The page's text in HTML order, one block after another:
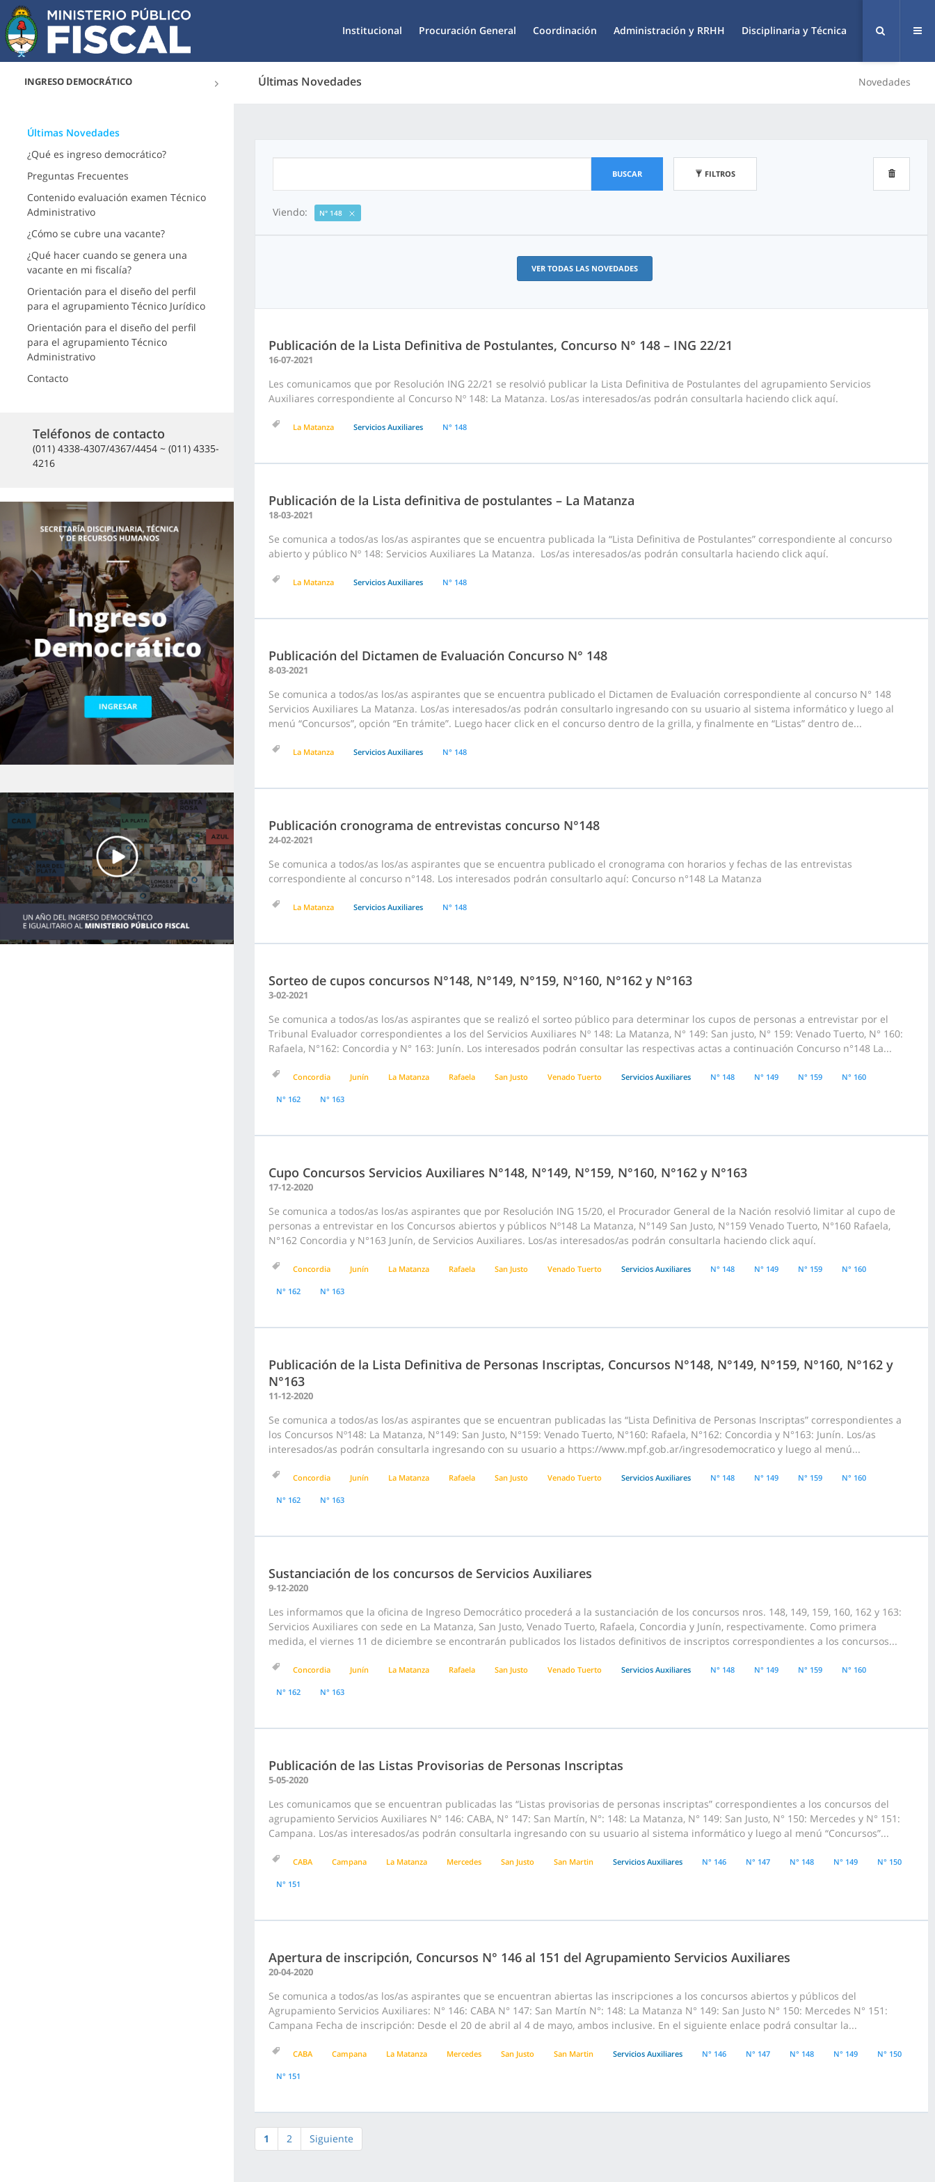
Institucional Procuración General Coordinación Administración y RRHH Disciplinaria y Técnica
INGRESO DEMOCRÁTICO Últimas Novedades Novedades
Últimas Novedades
¿Qué es ingreso democrático?
Preguntas Frecuentes
Contenido evaluación examen Técnico
Administrativo
¿Cómo se cubre una vacante?
¿Qué hacer cuando se genera una
vacante en mi fiscalía?
Orientación para el diseño del perfil
para el agrupamiento Técnico Jurídico
Orientación para el diseño del perfil
para el agrupamiento Técnico
Administrativo
Contacto
Teléfonos de contacto
(011) 4338-4307/4367/4454 ~ (011) 4335-
4216
BUSCAR FILTROS
Viendo: N° 148
VER TODAS LAS NOVEDADES
Publicación de la Lista Definitiva de Postulantes, Concurso N° 148 – ING 22/21
16-07-2021
Les comunicamos que por Resolución ING 22/21 se resolvió publicar la Lista Definitiva de Postulantes del agrupamiento Servicios
Auxiliares correspondiente al Concurso Nº 148: La Matanza. Los/as interesados/as podrán consultarla haciendo click aquí.
La Matanza Servicios Auxiliares N° 148
Publicación de la Lista definitiva de postulantes – La Matanza
18-03-2021
Se comunica a todos/as los/as aspirantes que se encuentra publicada la “Lista Definitiva de Postulantes” correspondiente al concurso
abierto y público Nº 148: Servicios Auxiliares La Matanza. Los/as interesados/as podrán consultarla haciendo click aquí.
La Matanza Servicios Auxiliares N° 148
Publicación del Dictamen de Evaluación Concurso N° 148
8-03-2021
Se comunica a todos/as los/as aspirantes que se encuentra publicado el Dictamen de Evaluación correspondiente al concurso N° 148
Servicios Auxiliares La Matanza. Los/as interesados/as podrán consultarlo ingresando con su usuario al sistema informático y luego al
menú “Concursos”, opción “En trámite”. Luego hacer click en el concurso dentro de la grilla, y finalmente en “Listas” dentro de...
La Matanza Servicios Auxiliares N° 148
Publicación cronograma de entrevistas concurso N°148
24-02-2021
Se comunica a todos/as los/as aspirantes que se encuentra publicado el cronograma con horarios y fechas de las entrevistas
correspondiente al concurso n°148. Los interesados podrán consultarlo aquí: Concurso n°148 La Matanza
La Matanza Servicios Auxiliares N° 148
Sorteo de cupos concursos N°148, N°149, N°159, N°160, N°162 y N°163
3-02-2021
Se comunica a todos/as los/as aspirantes que se realizó el sorteo público para determinar los cupos de personas a entrevistar por el
Tribunal Evaluador correspondientes a los del Servicios Auxiliares Nº 148: La Matanza, N° 149: San justo, N° 159: Venado Tuerto, N° 160:
Rafaela, N°162: Concordia y N° 163: Junín. Los interesados podrán consultar las respectivas actas a continuación Concurso n°148 La...
Concordia Junín La Matanza Rafaela San Justo Venado Tuerto Servicios Auxiliares N° 148 N° 149 N° 159 N° 160
N° 162 N° 163
Cupo Concursos Servicios Auxiliares N°148, N°149, N°159, N°160, N°162 y N°163
17-12-2020
Se comunica a todos/as los/as aspirantes que por Resolución ING 15/20, el Procurador General de la Nación resolvió limitar al cupo de
personas a entrevistar en los Concursos abiertos y públicos Nº148 La Matanza, N°149 San Justo, N°159 Venado Tuerto, N°160 Rafaela,
N°162 Concordia y N°163 Junín, de Servicios Auxiliares. Los/as interesados/as podrán consultarla haciendo click aquí.
Concordia Junín La Matanza Rafaela San Justo Venado Tuerto Servicios Auxiliares N° 148 N° 149 N° 159 N° 160
N° 162 N° 163
Publicación de la Lista Definitiva de Personas Inscriptas, Concursos N°148, N°149, N°159, N°160, N°162 y
N°163
11-12-2020
Se comunica a todos/as los/as aspirantes que se encuentran publicadas las “Lista Definitiva de Personas Inscriptas” correspondientes a
los Concursos Nº148: La Matanza, N°149: San Justo, N°159: Venado Tuerto, N°160: Rafaela, N°162: Concordia y N°163: Junín. Los/as
interesados/as podrán consultarla ingresando con su usuario a https://www.mpf.gob.ar/ingresodemocratico y luego al menú...
Concordia Junín La Matanza Rafaela San Justo Venado Tuerto Servicios Auxiliares N° 148 N° 149 N° 159 N° 160
N° 162 N° 163
Sustanciación de los concursos de Servicios Auxiliares
9-12-2020
Les informamos que la oficina de Ingreso Democrático procederá a la sustanciación de los concursos nros. 148, 149, 159, 160, 162 y 163:
Servicios Auxiliares con sede en La Matanza, San Justo, Venado Tuerto, Rafaela, Concordia y Junín, respectivamente. Como primera
medida, el viernes 11 de diciembre se encontrarán publicados los listados definitivos de inscriptos correspondientes a los concursos...
Concordia Junín La Matanza Rafaela San Justo Venado Tuerto Servicios Auxiliares N° 148 N° 149 N° 159 N° 160
N° 162 N° 163
Publicación de las Listas Provisorias de Personas Inscriptas
5-05-2020
Les comunicamos que se encuentran publicadas las “Listas provisorias de personas inscriptas” correspondientes a los concursos del
agrupamiento Servicios Auxiliares N° 146: CABA, N° 147: San Martín, N°: 148: La Matanza, N° 149: San Justo, N° 150: Mercedes y N° 151:
Campana. Los/as interesados/as podrán consultarla ingresando con su usuario al sistema informático y luego al menú “Concursos”...
CABA Campana La Matanza Mercedes San Justo San Martin Servicios Auxiliares N° 146 N° 147 N° 148 N° 149 N° 150
N° 151
Apertura de inscripción, Concursos N° 146 al 151 del Agrupamiento Servicios Auxiliares
20-04-2020
Se comunica a todos/as los/as aspirantes que se encuentran abiertas las inscripciones a los concursos abiertos y públicos del
Agrupamiento Servicios Auxiliares: N° 146: CABA N° 147: San Martín N°: 148: La Matanza N° 149: San Justo N° 150: Mercedes N° 151:
Campana Fecha de inscripción: Desde el 20 de abril al 4 de mayo, ambos inclusive. En el siguiente enlace podrá consultar la...
CABA Campana La Matanza Mercedes San Justo San Martin Servicios Auxiliares N° 146 N° 147 N° 148 N° 149 N° 150
N° 151
1 2 Siguiente